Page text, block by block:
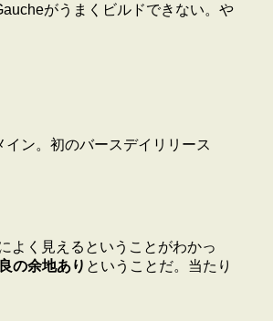
がうまくビルドできない。や
ン。初のバースデイリリース
よく見えるということがわかっ
の余地あり ということだ。当たり